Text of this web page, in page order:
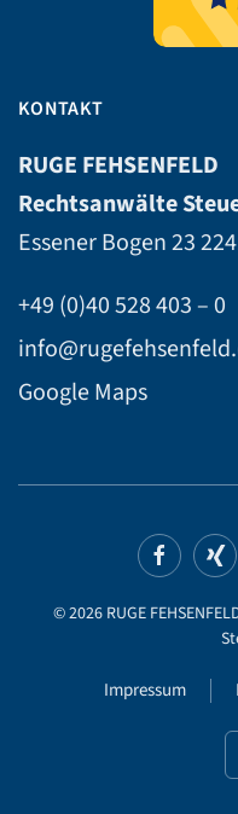
KONTAKT
RUGE FEHSENFELD
Rechtsanwälte
Essener Bogen 23
+49 (0)40 528 403 – 0
Google Maps
©2026 RUGE
Impressum